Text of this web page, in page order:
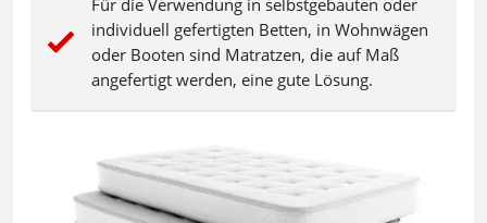
individuell gefertigten Betten, in Wohnwägen
oder Booten sind Matratzen, die auf Maß
angefertigt werden, eine gute Lösung.